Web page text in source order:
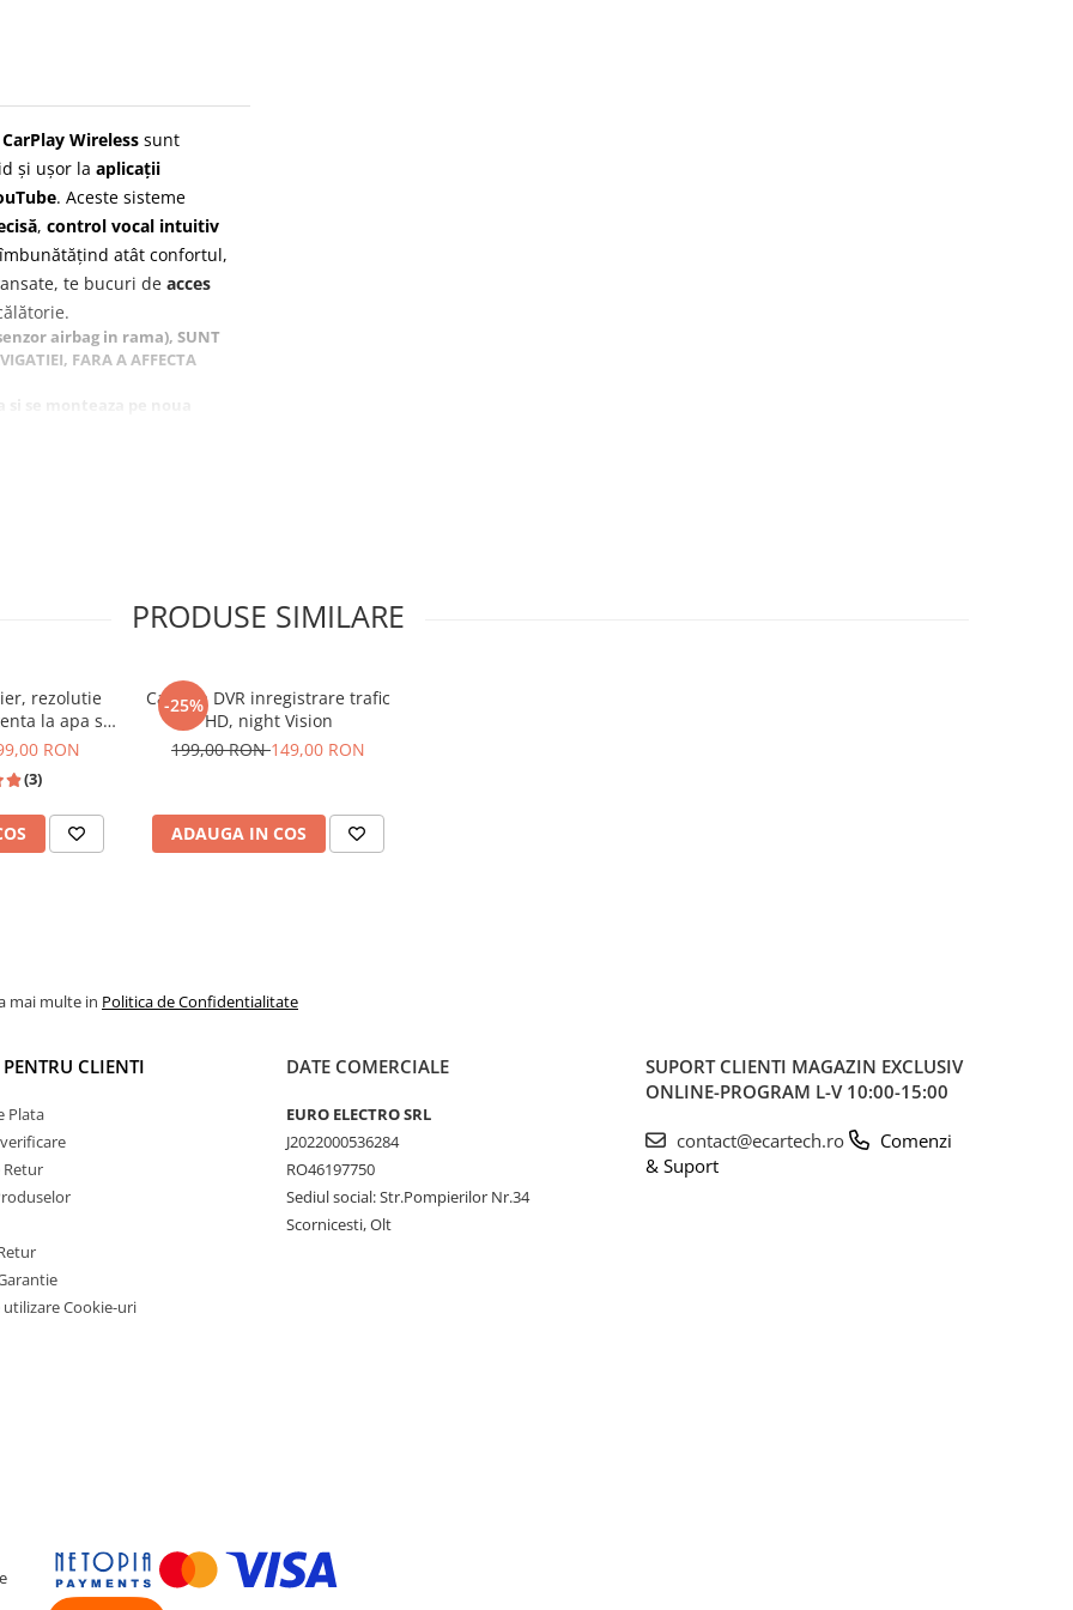
Wireless sunt
și ușor la aplicații
. Aceste sisteme
, control vocal intuitiv
atât confortul,
te bucuri de acces
airbag in rama), SUNT
FARA A AFFECTA
se monteaza pe noua
la nivel cu rama.
avarii in rama), NU ESTE
Touchscreen Capacitiv,
Maghiară, Engleză etc.)
Fi
agendă telefon,
PRODUSE SIMILARE
rezolutie
la apa si
140°RON
(3)
-25%
Camera DVR inregistrare trafic
HD, night Vision
199,00 RON149,00 RON
ADAUGA IN COS
mai multe in Politica de Confidentialitate
CLIENTI
Plata
Retur
utilizare Cookie-uri
DATE COMERCIALE
EURO ELECTRO SRL
J2022000536284
RO46197750
Sediul social: Str.Pompierilor Nr.34
Scornicesti, Olt
SUPORT CLIENTI MAGAZIN EXCLUSIV
ONLINE-PROGRAM L-V 10:00-15:00
contact@ecartech.ro
Comenzi
& Suport